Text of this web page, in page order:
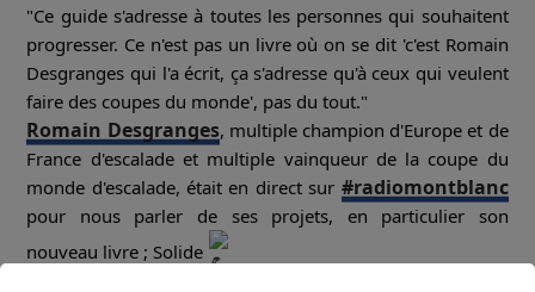
"Ce guide s'adresse à toutes les personnes qui souhaitent
progresser. Ce n'est pas un livre où on se dit 'c'est Romain
Desgranges qui l'a écrit, ça s'adresse qu'à ceux qui veulent
faire des coupes du monde', pas du tout."
Romain Desgranges, multiple champion d'Europe et de
France d'escalade et multiple vainqueur de la coupe du
monde d'escalade, était en direct sur #radiomontblanc
pour nous parler de ses projets, en particulier son
nouveau livre ; Solide